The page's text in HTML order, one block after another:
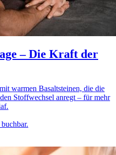
– Die Kraft der
warmen Basaltsteinen, die die
Stoffwechsel anregt – für mehr